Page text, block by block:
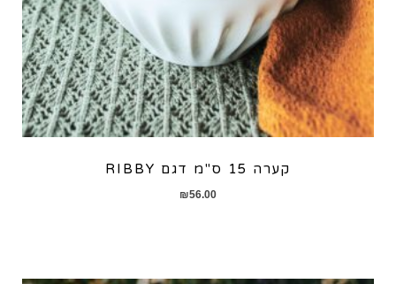
קערה 15 ס"מ דגם RIBBY
₪56.00